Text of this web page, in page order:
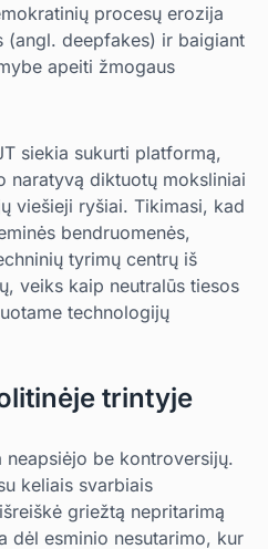
procesų erozija
(angl. deepfakes) ir baigiant
apeiti žmogaus
siekia sukurti platformą,
naratyvą diktuotų moksliniai
viešieji ryšiai. Tikimasi, kad
bendruomenės,
tyrimų centrų iš
veiks kaip neutralūs tiesos
technologijų
trintyje
be kontroversijų.
keliais svarbiais
griežtą nepritarimą
dėl esminio nesutarimo, kur